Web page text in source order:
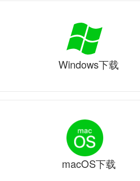
Windows下载
macOS下载